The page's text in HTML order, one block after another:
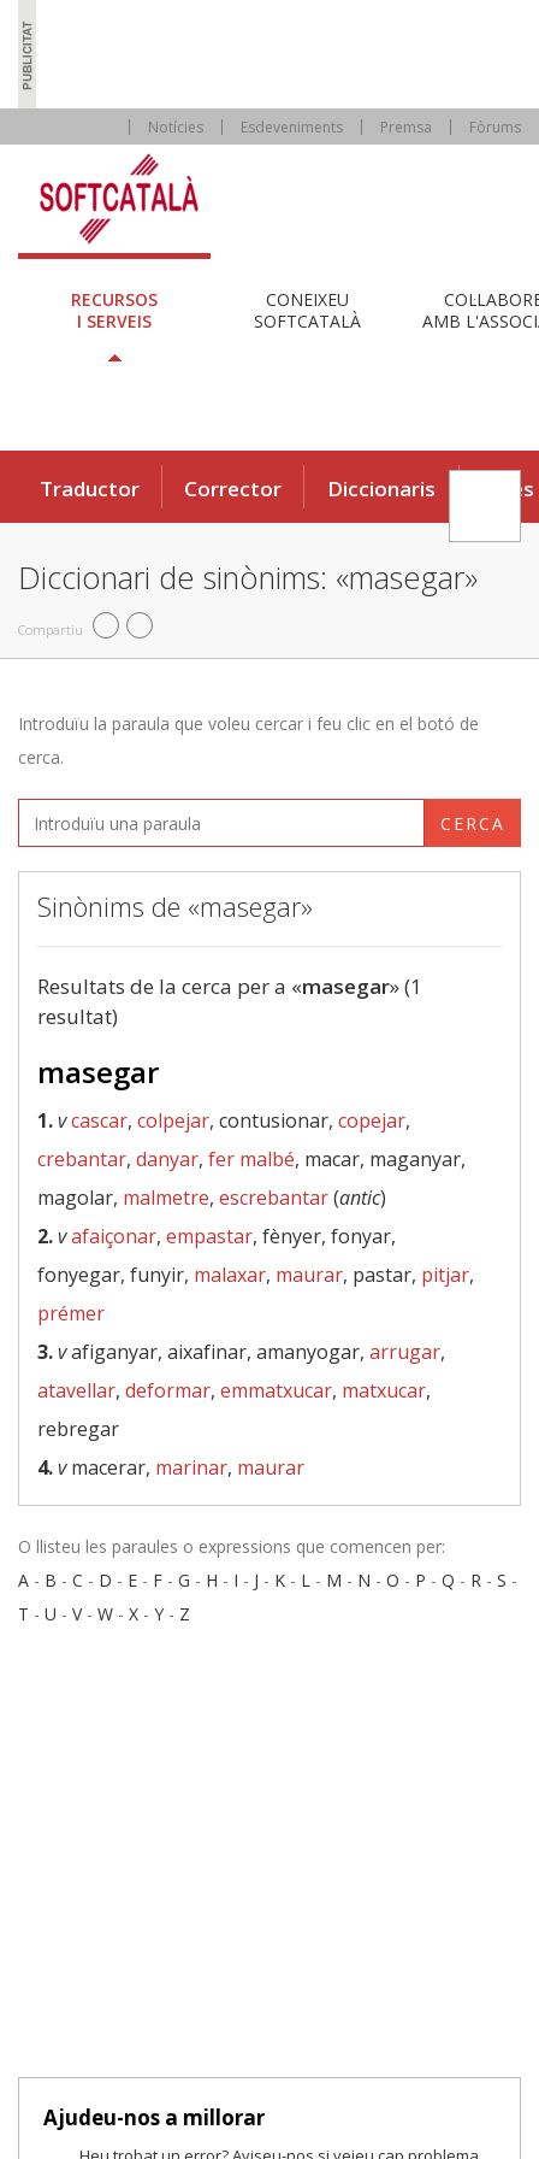
Notícies Esdeveniments Premsa Fòrums
RECURSOS
I SERVEIS
CONEIXEU
SOFTCATALÀ
AMB
Traductor Corrector Diccionaris Eines
Diccionari de sinònims: «masegar»
Compartiu
Introduïu la paraula que voleu cercar i feu clic en el botó de
cerca.
CERCA
Sinònims de «masegar»
Resultats de la cerca per a «masegar» (1
resultat)
masegar
1.vcascar, colpejar, contusionar, copejar,
crebantar, danyar, fer malbé, macar, maganyar,
magolar, malmetre, escrebantar(antic)
2.vafaiçonar, empastar, fènyer, fonyar,
fonyegar, funyir, malaxar, maurar, pastar, pitjar,
prémer
3.vafiganyar, aixafinar, amanyogar, arrugar,
atavellar, deformar, emmatxucar, matxucar,
rebregar
4.vmacerar, marinar, maurar
O llisteu les paraules o expressions que comencen per:
A - B - C - D - E - F - G - H - I - J - K - L - M - N - O - P - Q - R - S -
T - U - V- W - X - Y - Z
Ajudeu-nos a millorar